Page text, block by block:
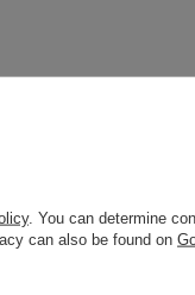
. You can determine
can also be found on